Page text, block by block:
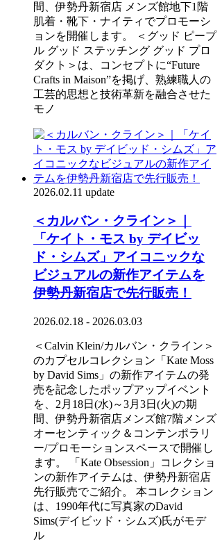
間、伊勢丹新宿店 メンズ館地下1階
肌着・靴下・ナイティでプロモーシ
ョンを開催します。 ＜グッド ピープ
ル グッド ステッチング グッド プロ
ダクト＞は、コンセプトに“Future
Crafts in Maison”を掲げ、熟練職人の
工芸的思想と技術革新を融合させた
モノ
2026.02.11 update
＜カルバン・クライン＞｜
「ケイト・モス by デイビッ
ド・シムズ」アイコニックな
ビジュアルの新作アイテムを
伊勢丹新宿店で先行販売！
2026.02.18 - 2026.03.03
＜Calvin Klein/カルバン・クライン＞
のカプセルコレクション「Kate Moss
by David Sims」の新作アイテムの発
売を記念したポップアップイベント
を、2月18日(水)～3月3日(火)の期
間、伊勢丹新宿店メンズ館7階メンズ
オーセンティック＆コンテンポラリ
ー/プロモーションスペースで開催し
ます。 「Kate Obsession」コレクショ
ンの新作アイテムは、伊勢丹新宿店
先行販売でご紹介。 本コレクション
は、1990年代に写真家のDavid
Sims(デイビッド・シムズ)氏がモデ
ル